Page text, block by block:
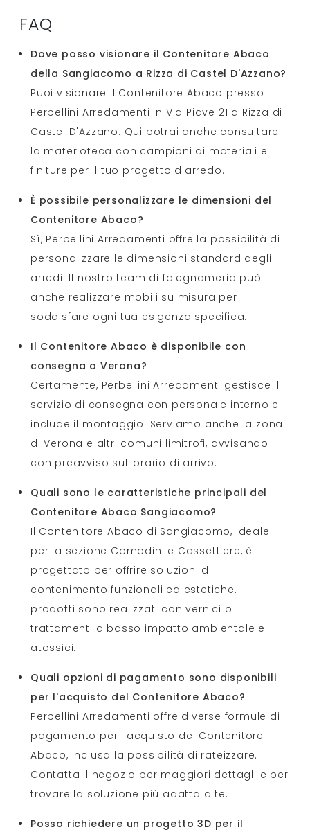
FAQ
Dove posso visionare il Contenitore Abaco
della Sangiacomo a Rizza di Castel D'Azzano?
Puoi visionare il Contenitore Abaco presso
Perbellini Arredamenti in Via Piave 21 a Rizza di
Castel D'Azzano. Qui potrai anche consultare
la materioteca con campioni di materiali e
finiture per il tuo progetto d'arredo.
È possibile personalizzare le dimensioni del
Contenitore Abaco?
Sì, Perbellini Arredamenti offre la possibilità di
personalizzare le dimensioni standard degli
arredi. Il nostro team di falegnameria può
anche realizzare mobili su misura per
soddisfare ogni tua esigenza specifica.
Il Contenitore Abaco è disponibile con
consegna a Verona?
Certamente, Perbellini Arredamenti gestisce il
servizio di consegna con personale interno e
include il montaggio. Serviamo anche la zona
di Verona e altri comuni limitrofi, avvisando
con preavviso sull'orario di arrivo.
Quali sono le caratteristiche principali del
Contenitore Abaco Sangiacomo?
Il Contenitore Abaco di Sangiacomo, ideale
per la sezione Comodini e Cassettiere, è
progettato per offrire soluzioni di
contenimento funzionali ed estetiche. I
prodotti sono realizzati con vernici o
trattamenti a basso impatto ambientale e
atossici.
Quali opzioni di pagamento sono disponibili
per l'acquisto del Contenitore Abaco?
Perbellini Arredamenti offre diverse formule di
pagamento per l'acquisto del Contenitore
Abaco, inclusa la possibilità di rateizzare.
Contatta il negozio per maggiori dettagli e per
trovare la soluzione più adatta a te.
Posso richiedere un progetto 3D per il